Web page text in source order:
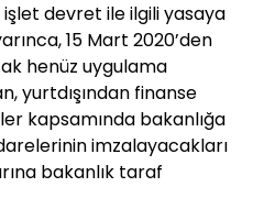
işlet devret ile ilgili yasaya
15 Mart 2020’den
henüz uygulama
yurtdışından finanse
kapsamında bakanlığa
imzalayacakları
bakanlık taraf